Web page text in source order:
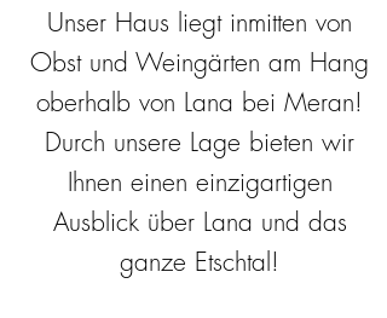
Unser Haus liegt inmitten von
Obst und Weingärten am Hang
oberhalb von Lana bei Meran!
Durch unsere Lage bieten wir
Ihnen einen einzigartigen
Ausblick über Lana und das
ganze Etschtal!